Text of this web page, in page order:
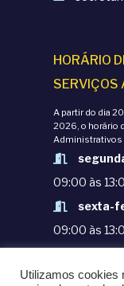
HORÁRIO
SERVIÇOS
A partir do dia
2026, o horário
Administrativos
09:00 às
sexta-
09:00 às
Utilizamos cookies